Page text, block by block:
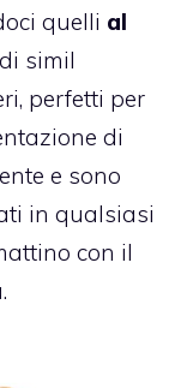
quelli al
simil
perfetti per
di
e sono
in qualsiasi
con il